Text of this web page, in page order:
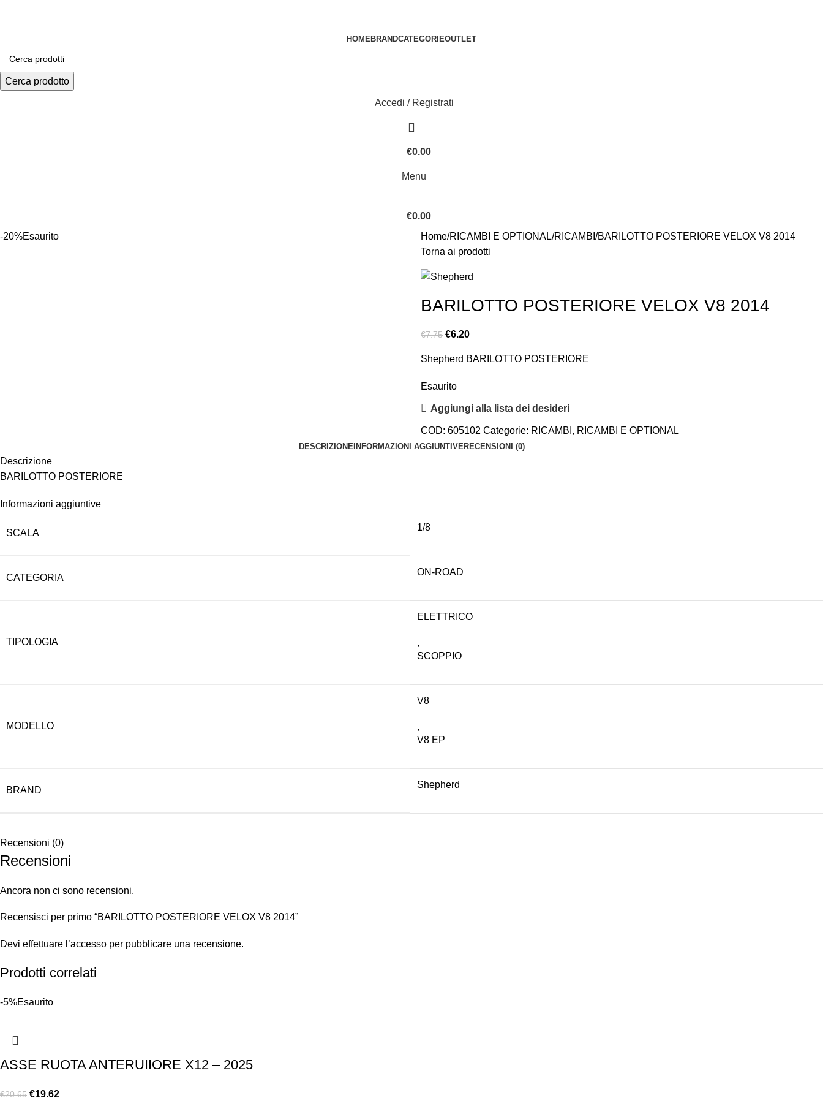
HOMEBRANDCATEGORIEOUTLET
Cerca prodotto
Accedi / Registrati
€0.00
Menu
€0.00
-20%Esaurito Home RICAMBI E OPTIONAL RICAMBI BARILOTTO POSTERIORE VELOX V8 2014
Torna ai prodotti
BARILOTTO POSTERIORE VELOX V8 2014
€7.75 €6.20
Shepherd BARILOTTO POSTERIORE
Esaurito
Aggiungi alla lista dei desideri
COD: 605102 Categorie: RICAMBI , RICAMBI E OPTIONAL
DESCRIZIONEINFORMAZIONI AGGIUNTIVERECENSIONI (0)
Descrizione
BARILOTTO POSTERIORE
Informazioni aggiuntive
SCALA
1/8
CATEGORIA
ON-ROAD
TIPOLOGIA
ELETTRICO
,
SCOPPIO
MODELLO
V8
,
V8 EP
BRAND
Shepherd
Recensioni (0)
Recensioni
Ancora non ci sono recensioni.
Recensisci per primo “BARILOTTO POSTERIORE VELOX V8 2014”
Devi effettuare l’accesso per pubblicare una recensione.
Prodotti correlati
-5%Esaurito
ASSE RUOTA ANTERUIIORE X12 – 2025
€20.65 €19.62